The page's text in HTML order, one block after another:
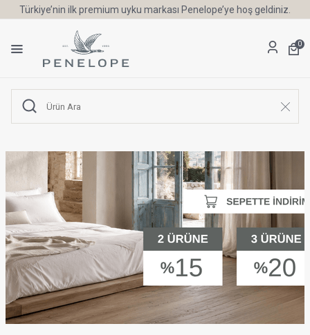
Türkiye’nin ilk premium uyku markası Penelope’ye hoş geldiniz.
0